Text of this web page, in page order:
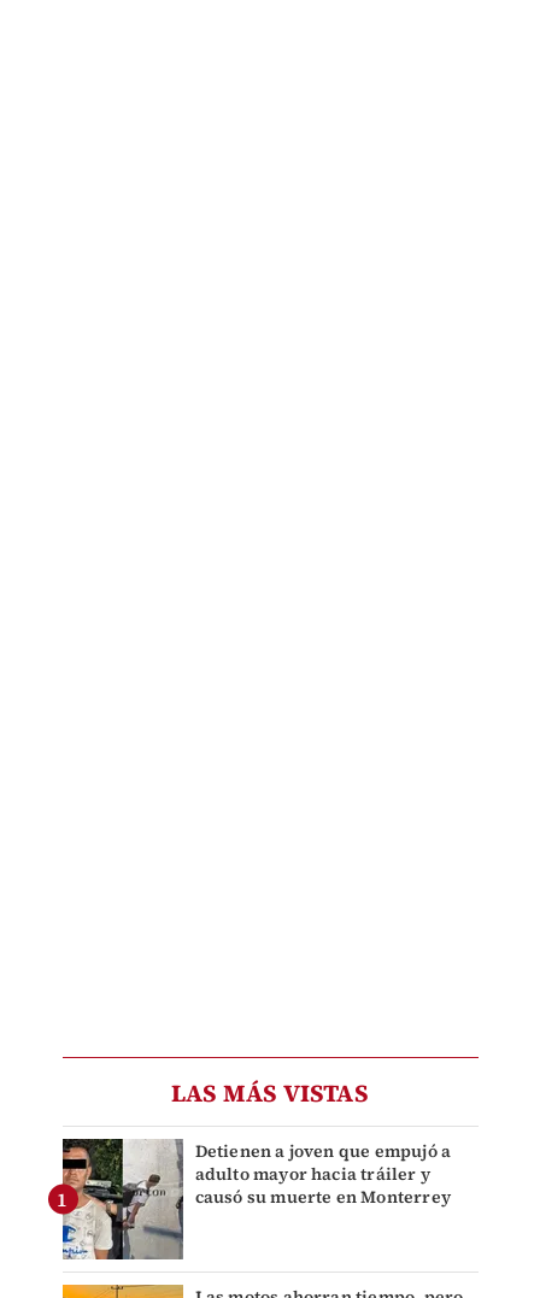
LAS MÁS VISTAS
Detienen a joven que empujó a
adulto mayor hacia tráiler y
causó su muerte en Monterrey